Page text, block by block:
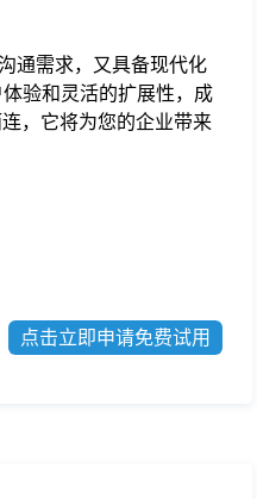
通需求，又具备现代化
验和灵活的扩展性，成
，它将为您的企业带来
点击立即申请免费试用